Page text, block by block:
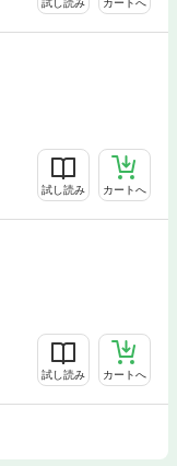
試し読み カートへ
試し読み カートへ
試し読み カートへ